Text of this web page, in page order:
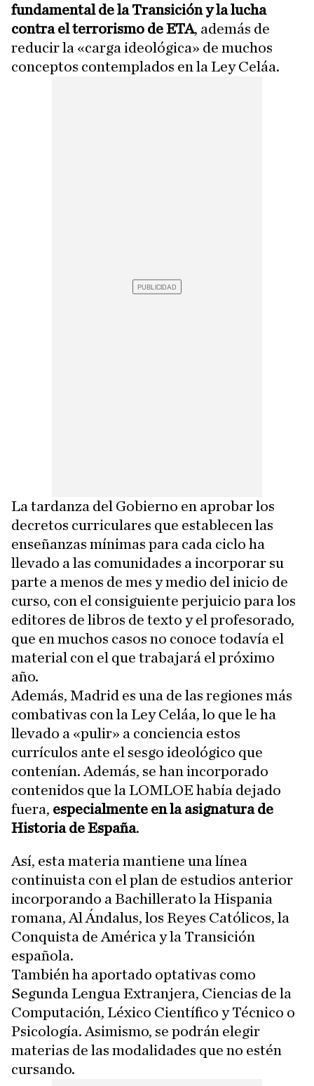
fundamental de la Transición y la lucha
contra el terrorismo de ETA, además de
reducir la «carga ideológica» de muchos
conceptos contemplados en la Ley Celáa.
La tardanza del Gobierno en aprobar los
decretos curriculares que establecen las
enseñanzas mínimas para cada ciclo ha
llevado a las comunidades a incorporar su
parte a menos de mes y medio del inicio de
curso, con el consiguiente perjuicio para los
editores de libros de texto y el profesorado,
que en muchos casos no conoce todavía el
material con el que trabajará el próximo
año.
Además, Madrid es una de las regiones más
combativas con la Ley Celáa, lo que le ha
llevado a «pulir» a conciencia estos
currículos ante el sesgo ideológico que
contenían. Además, se han incorporado
contenidos que la LOMLOE había dejado
fuera, especialmente en la asignatura de
Historia de España.
Así, esta materia mantiene una línea
continuista con el plan de estudios anterior
incorporando a Bachillerato la Hispania
romana, Al Ándalus, los Reyes Católicos, la
Conquista de América y la Transición
española.
También ha aportado optativas como
Segunda Lengua Extranjera, Ciencias de la
Computación, Léxico Científico y Técnico o
Psicología. Asimismo, se podrán elegir
materias de las modalidades que no estén
cursando.